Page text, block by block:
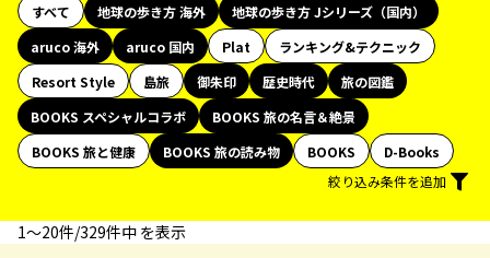
すべて 地球の歩き方 海外
地球の歩き方 Jシリーズ（国内）
aruco 海外
aruco 国内 Plat
ランキング&テクニック
Resort Style
島旅 御朱印 歴史時代
旅の図鑑
BOOKS スペシャルコラボ
BOOKS 旅の名言＆絶景
BOOKS 旅と健康
BOOKS 旅の読み物 BOOKS
D-Books
絞り込み条件を追加
1〜20件/329件中 を表示